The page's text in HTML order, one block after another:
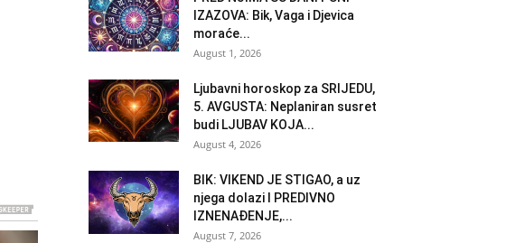
IZAZOVA: Bik, Vaga i Djevica
moraće...
August 1, 2026
Ljubavni horoskop za SRIJEDU,
5. AVGUSTA: Neplaniran susret
budi LJUBAV KOJA...
August 4, 2026
BIK: VIKEND JE STIGAO, a uz
njega dolazi I PREDIVNO
IZNENAĐENJE,...
August 7, 2026